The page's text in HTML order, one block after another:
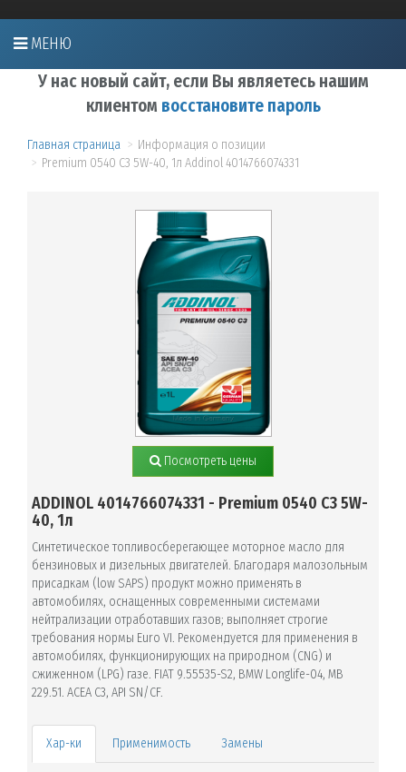
МЕНЮ
У нас новый сайт, если Вы являетесь нашим
клиентом восстановите пароль
Главная страница
Информация о позиции
Premium 0540 C3 5W-40, 1л Addinol 4014766074331
Посмотреть цены
ADDINOL 4014766074331 - Premium 0540 C3 5W-
40, 1л
Синтетическое топливосберегающее моторное масло для
бензиновых и дизельных двигателей. Благодаря малозольным
присадкам (low SAPS) продукт можно применять в
автомобилях, оснащенных современными системами
нейтрализации отработавших газов; выполняет строгие
требования нормы Euro VI. Рекомендуется для применения в
автомобилях, функционирующих на природном (CNG) и
сжиженном (LPG) газе. FIAT 9.55535-S2, BMW Longlife-04, MB
229.51. ACEA C3, API SN/CF.
Применимость Замены